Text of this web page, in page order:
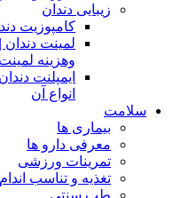
زیبایی دندان
کامپوزیت
لمینت دندان
وهزینه لمینت
ایمپلنت
انواع آن
سلامت
بیماری ها
معرفی دارو ها
تمرینات ورزشی
تغذیه و تناسب اندام
طب سنتی